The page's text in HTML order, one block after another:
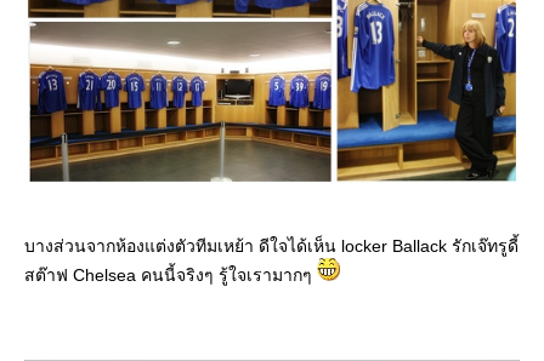
บางส่วนจากห้องแต่งตัวทีมเหย้า ดีใจได้เห็น locker Ballack รักเจ๊ทรูดี้
สต๊าฟ Chelsea คนนี้จริงๆ รู้ใจเรามากๆ